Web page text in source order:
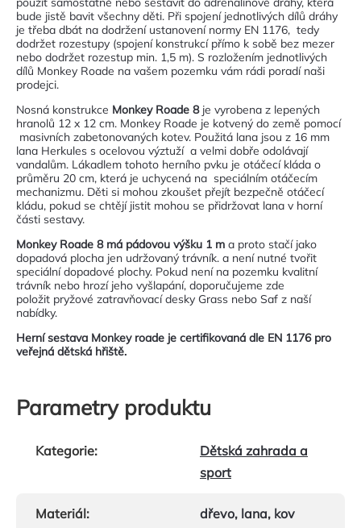
bude jistě bavit všechny děti. Při spojení jednotlivých dílů dráhy
je třeba dbát na dodržení ustanovení normy EN 1176, tedy
dodržet rozestupy (spojení konstrukcí přímo k sobě bez mezer
nebo dodržet rozestup min. 1,5 m). S rozložením jednotlivých
dílů Monkey Roade na vašem pozemku vám rádi poradí naši
prodejci.
Nosná konstrukce Monkey Roade 8je vyrobena z lepených
hranolů 12 x 12 cm. Monkey Roade je kotvený do země pomocí
masivních zabetonovaných kotev. Použitá lana jsou z 16 mm
lana Herkules s ocelovou výztuží a velmi dobře odolávají
vandalům. Lákadlem tohoto herního pvku je otáčecí kláda o
průměru 20 cm, která je uchycená na speciálním otáčecím
mechanizmu. Děti si mohou zkoušet přejít bezpečně otáčecí
kládu, pokud se chtějí jistit mohou se přidržovat lana v horní
části sestavy.
Monkey Roade 8 má pádovou výšku 1 m a proto stačí jako
dopadová plocha jen udržovaný trávník. a není nutné tvořit
speciální dopadové plochy. Pokud není na pozemku kvalitní
trávník nebo hrozí jeho vyšlapání, doporučujeme zde
položit pryžové zatravňovací desky Grass nebo Saf z naší
nabídky.
Herní sestava Monkey roade je certifikovaná dle EN 1176 pro
veřejná dětská hřiště.
Parametry produktu
Kategorie:
Dětská zahrada a
sport
Materiál: dřevo, lana, kov